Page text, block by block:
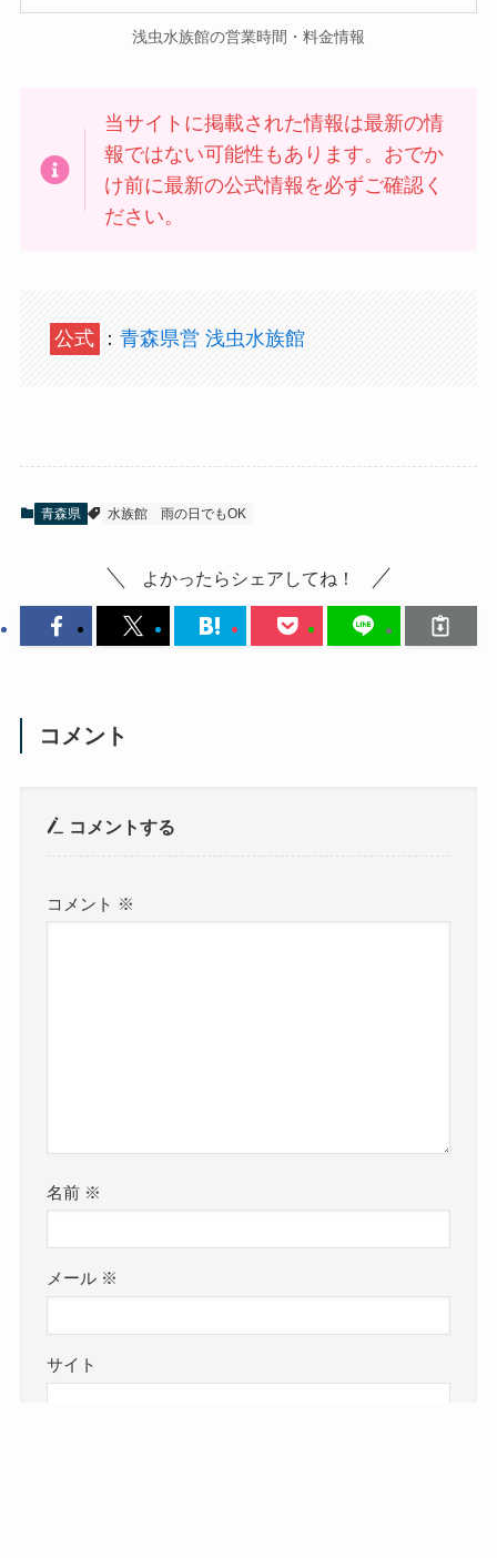
浅虫水族館の営業時間・料金情報
当サイトに掲載された情報は最新の情
報ではない可能性もあります。おでか
け前に最新の公式情報を必ずご確認く
ださい。
公式 ： 青森県営 浅虫水族館
青森県 水族館 雨の日でもOK
よかったらシェアしてね！
コメント
コメントする
コメント ※
名前 ※
メール ※
サイト